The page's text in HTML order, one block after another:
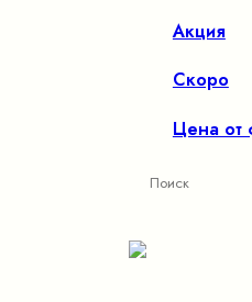
Акция
Скоро
Цена от